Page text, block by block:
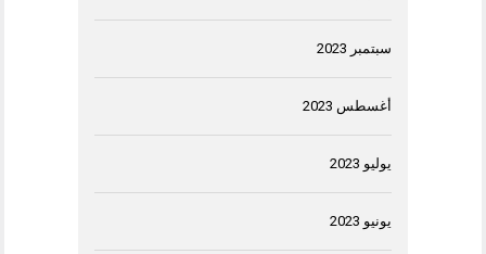
سبتمبر 2023
أغسطس 2023
يوليو 2023
يونيو 2023